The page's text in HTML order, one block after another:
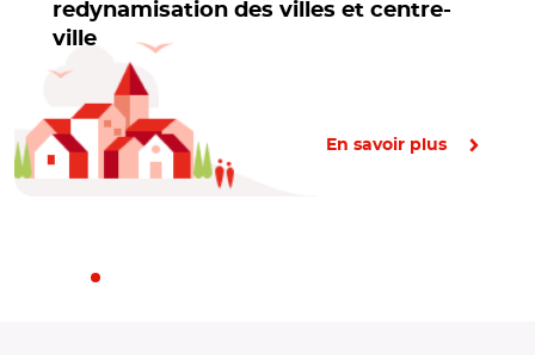
redynamisation des villes et centre-
ville
En savoir plus